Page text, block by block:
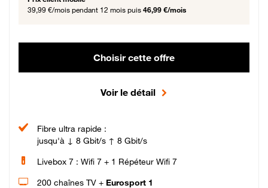
39,99 €/mois pendant 12 mois puis 46,99 €/mois
Choisir cette offre
Voir le détail
Fibre ultra rapide :
jusqu'à ↓ 8 Gbit/s ↑ 8 Gbit/s
Livebox 7 : Wifi 7 + 1 Répéteur Wifi 7
200 chaînes TV + Eurosport 1